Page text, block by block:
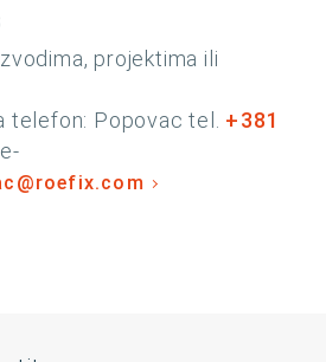
projektima ili
telefon: Popovac tel. +381